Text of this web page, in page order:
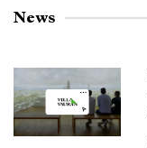
News